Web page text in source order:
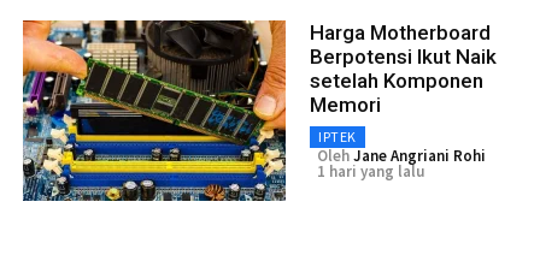
Harga Motherboard
Berpotensi Ikut Naik
setelah Komponen
Memori
IPTEK
OlehJane Angriani Rohi
1 hari yang lalu